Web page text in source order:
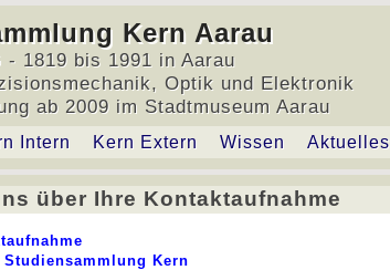
Kern Aarau
- 1819 bis 1991 in Aarau
Optik und Elektronik
ab 2009 im Stadtmuseum Aarau
Intern Kern Extern Wissen Aktuelles
über Ihre Kontaktaufnahme
über Ihre Kontaktaufnahme
Studiensammlung Kern